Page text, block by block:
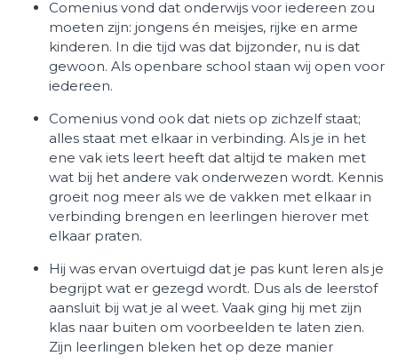
Comenius vond dat onderwijs voor iedereen zou
moeten zijn: jongens én meisjes, rijke en arme
kinderen. In die tijd was dat bijzonder, nu is dat
gewoon. Als openbare school staan wij open voor
iedereen.
Comenius vond ook dat niets op zichzelf staat;
alles staat met elkaar in verbinding. Als je in het
ene vak iets leert heeft dat altijd te maken met
wat bij het andere vak onderwezen wordt. Kennis
groeit nog meer als we de vakken met elkaar in
verbinding brengen en leerlingen hierover met
elkaar praten.
Hij was ervan overtuigd dat je pas kunt leren als je
begrijpt wat er gezegd wordt. Dus als de leerstof
aansluit bij wat je al weet. Vaak ging hij met zijn
klas naar buiten om voorbeelden te laten zien.
Zijn leerlingen bleken het op deze manier